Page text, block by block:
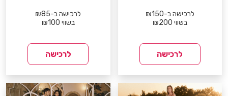
לרכישה ב-₪150
בשווי ₪200
לרכישה
לרכישה ב-₪85
בשווי ₪100
לרכישה